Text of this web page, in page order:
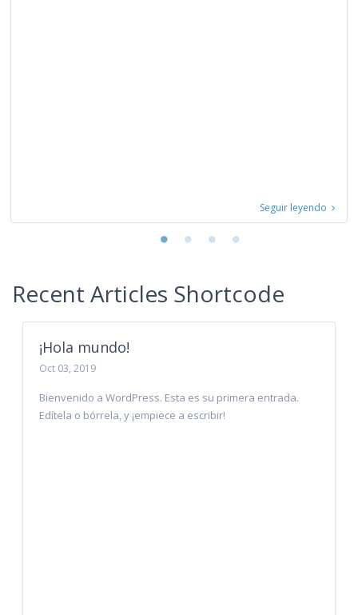
Seguir leyendo
Recent Articles Shortcode
¡Hola mundo!
Oct 03, 2019
Bienvenido a WordPress. Esta es su primera entrada.
Edítela o bórrela, y ¡empiece a escribir!